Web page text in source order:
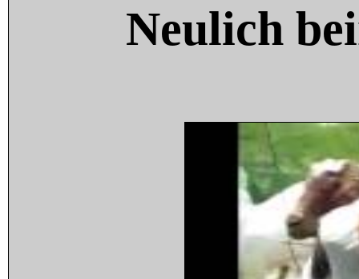
Neulich